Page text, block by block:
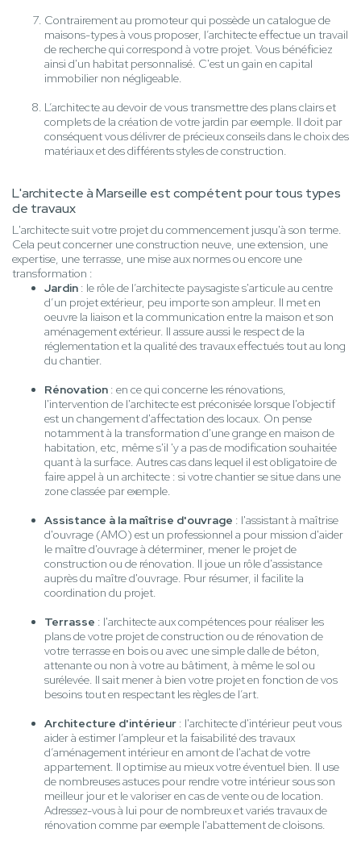
Contrairement au promoteur qui possède un catalogue de
maisons-types à vous proposer, l’architecte effectue un travail
de recherche qui correspond à votre projet. Vous bénéficiez
ainsi d'un habitat personnalisé. C'est un gain en capital
immobilier non négligeable.
L’architecte au devoir de vous transmettre des plans clairs et
complets de la création de votre jardin par exemple. Il doit par
conséquent vous délivrer de précieux conseils dans le choix des
matériaux et des différents styles de construction.
L'architecte à Marseille est compétent pour tous types
de travaux
L'architecte suit votre projet du commencement jusqu'à son terme.
Cela peut concerner une construction neuve, une extension, une
expertise, une terrasse, une mise aux normes ou encore une
transformation :
Jardin : le rôle de l’architecte paysagiste s'articule au centre
d’un projet extérieur, peu importe son ampleur. Il met en
oeuvre la liaison et la communication entre la maison et son
aménagement extérieur. Il assure aussi le respect de la
réglementation et la qualité des travaux effectués tout au long
du chantier.
Rénovation : en ce qui concerne les rénovations,
l'intervention de l'architecte est préconisée lorsque l'objectif
est un changement d'affectation des locaux. On pense
notamment à la transformation d'une grange en maison de
habitation, etc, même s'il 'y a pas de modification souhaitée
quant à la surface. Autres cas dans lequel il est obligatoire de
faire appel à un architecte : si votre chantier se situe dans une
zone classée par exemple.
Assistance à la maîtrise d'ouvrage : l'assistant à maîtrise
d'ouvrage (AMO) est un professionnel a pour mission d'aider
le maître d'ouvrage à déterminer, mener le projet de
construction ou de rénovation. Il joue un rôle d'assistance
auprès du maître d'ouvrage. Pour résumer, il facilite la
coordination du projet.
Terrasse : l'architecte aux compétences pour réaliser les
plans de votre projet de construction ou de rénovation de
votre terrasse en bois ou avec une simple dalle de béton,
attenante ou non à votre au bâtiment, à même le sol ou
surélevée. Il sait mener à bien votre projet en fonction de vos
besoins tout en respectant les règles de l’art.
Architecture d'intérieur : l'architecte d'intérieur peut vous
aider à estimer l’ampleur et la faisabilité des travaux
d’aménagement intérieur en amont de l'achat de votre
appartement. Il optimise au mieux votre éventuel bien. Il use
de nombreuses astuces pour rendre votre intérieur sous son
meilleur jour et le valoriser en cas de vente ou de location.
Adressez-vous à lui pour de nombreux et variés travaux de
rénovation comme par exemple l'abattement de cloisons.